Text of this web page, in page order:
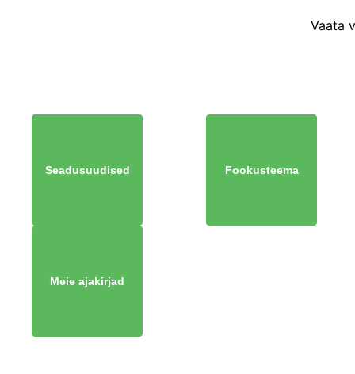
Vaata
Seadusuudised Fookusteema
Meie ajakirjad